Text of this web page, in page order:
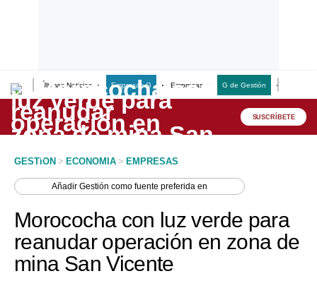
Últimas Noticias Empresas G Empresas G de Gestión
Lo último
Peru Quiosco
Economía
Mercados
SUSCRÍBETE
GESTION > ECONOMIA > EMPRESAS
AñadirGestión como fuente preferida en
Morococha con luz verde para
reanudar operación en zona de
mina San Vicente